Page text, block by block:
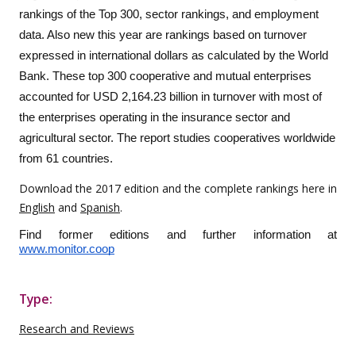
rankings of the Top 300, sector rankings, and employment
data. Also new this year are rankings based on turnover
expressed in international dollars as calculated by the World
Bank. These top 300 cooperative and mutual enterprises
accounted for USD 2,164.23 billion in turnover with most of
the enterprises operating in the insurance sector and
agricultural sector. The report studies cooperatives worldwide
from 61 countries.
Download the 2017 edition and the complete rankings here in
English and Spanish.
www.monitor.coop
Type:
Research and Reviews